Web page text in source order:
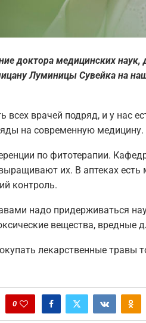
доктора медицинских
Луминицы Сувейка на
всех врачей подряд, и у нас
на современную медицину.
по фитотерапии.
их. В аптеках
контроль.
надо придерживаться
вещества, вредные
лекарственные травы
0